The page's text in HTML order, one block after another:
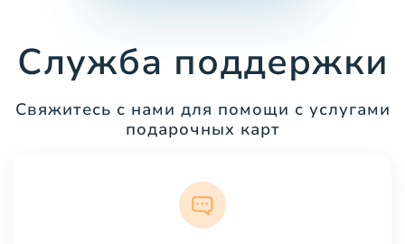
Служба поддержки
Свяжитесь с нами для помощи с услугами
подарочных карт